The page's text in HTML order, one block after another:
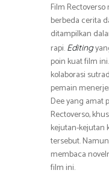
Film
berbeda cerita
ditampilkan
rapi. Editing
poin kuat film
kolaborasi
pemain
Dee yang amat
Rectoverso,
kejutan-kejutan
tersebut.
membaca
film ini.